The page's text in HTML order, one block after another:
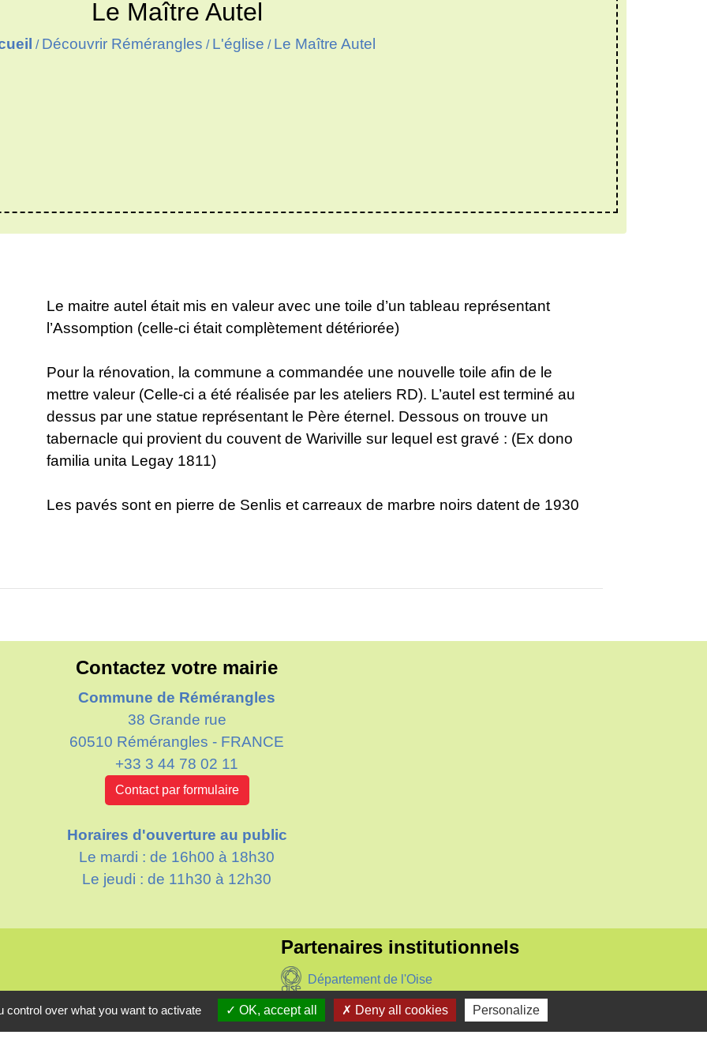
Le Maître Autel
/ Découvrir Rémérangles / L'église / Le Maître Autel
Le maitre autel était mis en valeur avec une toile d’un tableau représentant
l’Assomption (celle-ci était complètement détériorée)
Pour la rénovation, la commune a commandée une nouvelle toile afin de le
mettre valeur (Celle-ci a été réalisée par les ateliers RD). L’autel est terminé au
dessus par une statue représentant le Père éternel. Dessous on trouve un
tabernacle qui provient du couvent de Wariville sur lequel est gravé : (Ex dono
familia unita Legay 1811)
Les pavés sont en pierre de Senlis et carreaux de marbre noirs datent de 1930
Contactez votre mairie
Commune de Rémérangles
38 Grande rue
60510 Rémérangles - FRANCE
+33 3 44 78 02 11
Contact par formulaire
Horaires d'ouverture au public
Le mardi : de 16h00 à 18h30
Le jeudi : de 11h30 à 12h30
Partenaires institutionnels
Département de l'Oise
Région Hauts-de-France
over what you want to activate OK, accept all Deny all cookies Personalize